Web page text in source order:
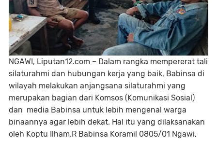
NGAWI, Liputan12.com – Dalam rangka mempererat tali
silaturahmi dan hubungan kerja yang baik, Babinsa di
wilayah melakukan anjangsana silaturahmi yang
merupakan bagian dari Komsos (Komunikasi Sosial)
dan media Babinsa untuk lebih mengenal warga
binaannya agar lebih dekat. Hal itu yang dilaksanakan
oleh Koptu Ilham.R Babinsa Koramil 0805/01 Ngawi,